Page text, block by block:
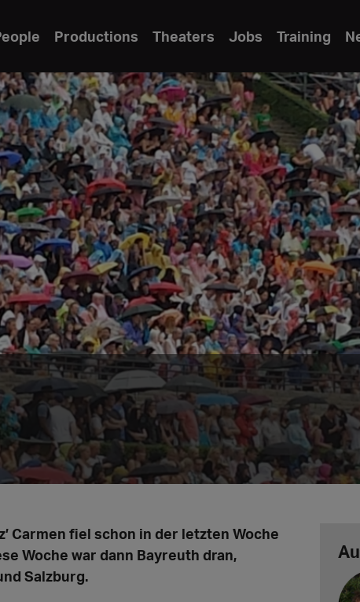
Productions Theaters Jobs Training
Carmen fiel schon in der letzten Woche
Woche war dann Bayreuth dran,
Salzburg.